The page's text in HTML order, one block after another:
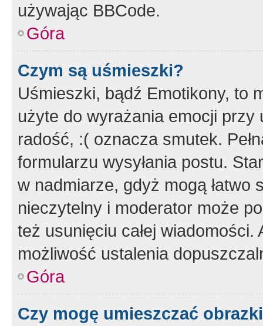
używając BBCode.
Góra
Czym są uśmieszki?
Uśmieszki, bądź Emotikony, to
użyte do wyrażania emocji
radość, :( oznacza smutek.
formularzu wysyłania postu.
w nadmiarze, gdyż mogą
nieczytelny i moderator może
też usunięciu całej
możliwość ustalenia
Góra
Czy mogę umieszczać